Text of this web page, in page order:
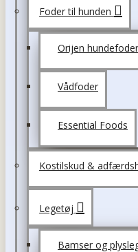
Foder til hunden
Orijen hundefoder
Vådfoder
Essential Foods
Kostilskud &
Legetøj
Bamser og